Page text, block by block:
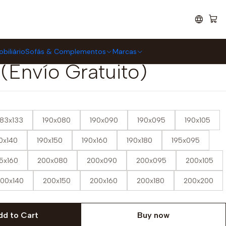
Sofás & Complementos Marcas
(Envío Gratuito)
Selection
Gratuito)
190x080 190x090 190x095 190x105
190x150 190x160 190x180 195x095
200x080 200x090 200x095 200x105
200x150 200x160 200x180 200x200
to Cart Buy now